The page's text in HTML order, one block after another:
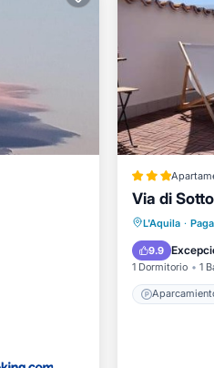
Via di
L'Aquila ·
9.9
1 Dormitorio 1